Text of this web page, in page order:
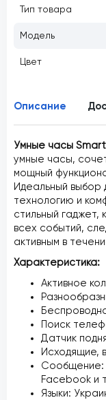
Тип товара
Модель
Цвет
Описание
Умные часы Smart
умные часы,
мощный
Идеальный выбор
технологию и
стильный гаджет,
всех событий,
активным в
Характеристика:
Активное
Поиск
Датчик
Исходящие,
Сообщение:
Facebook и
Языки: